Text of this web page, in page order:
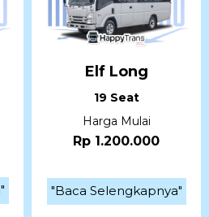
Elf Long
19 Seat
Harga Mulai
Rp 1.200.000
"Baca Selengkapnya"